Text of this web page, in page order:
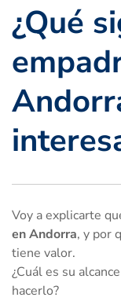
¿Qué
Voy a explicarte
en Andorra, y por
tiene valor.
¿Cuál es su
hacerlo?